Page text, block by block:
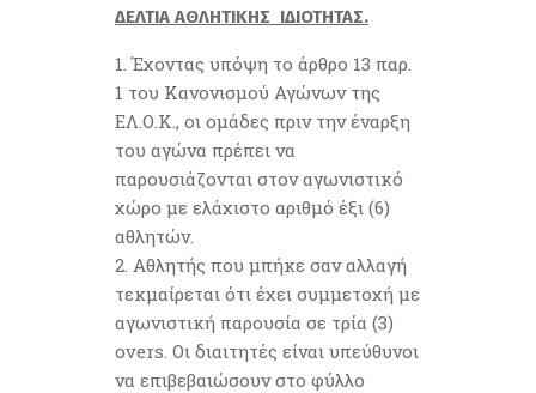
ΔΕΛΤΙΑ ΑΘΛΗΤΙΚΗΣ ΙΔΙΟΤΗΤΑΣ.
Έχοντας υπόψη το άρθρο 13 παρ.
1 του Κανονισμού Αγώνων της
ΕΛ.Ο.Κ., οι ομάδες πριν την έναρξη
του αγώνα πρέπει να
παρουσιάζονται στον αγωνιστικό
χώρο με ελάχιστο αριθμό έξι (6)
αθλητών.
Αθλητής που μπήκε σαν αλλαγή
τεκμαίρεται ότι έχει συμμετοχή με
αγωνιστική παρουσία σε τρία (3)
overs. Οι διαιτητές είναι υπεύθυνοι
να επιβεβαιώσουν στο φύλλο